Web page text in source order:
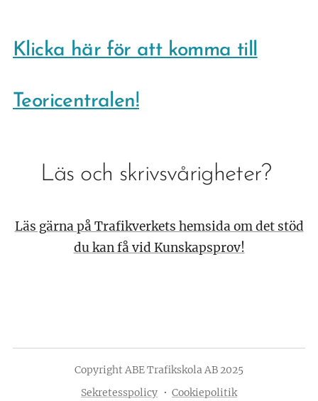
Klicka här för att komma till
Teoricentralen!
Läs och skrivsvårigheter?
Läs gärna på Trafikverkets hemsida om det stöd
du kan få vid Kunskapsprov!
Copyright ABE Trafikskola AB 2025
Sekretesspolicy
Cookiepolitik